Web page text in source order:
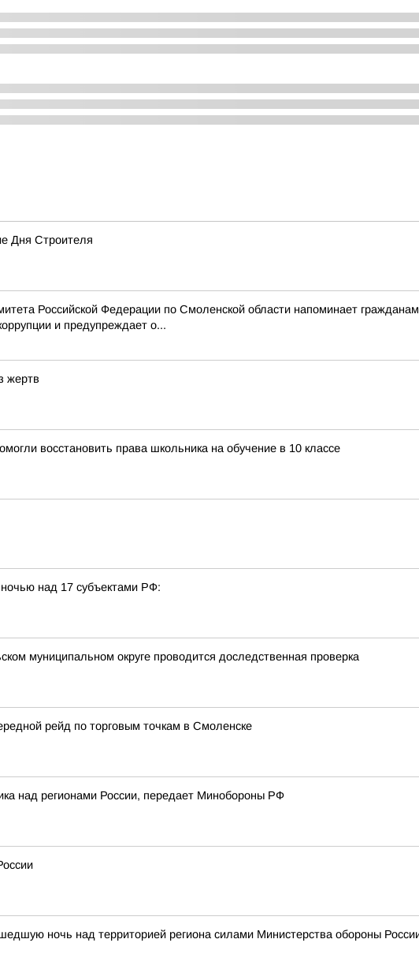
Дня Строителя
Российской Федерации по Смоленской области напоминает
и предупреждает о...
жертв
восстановить права школьника на обучение в 10 классе
над 17 субъектами РФ:
муниципальном округе проводится доследственная проверка
рейд по торговым точкам в Смоленске
над регионами России, передает Минобороны РФ
ночь над территорией региона силами Министерства обороны